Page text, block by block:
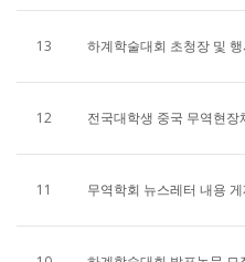
13 하계학술대회 초청장 및
12 전국대학생 중국 무역현
11 무역학회 뉴스레터 내용 게